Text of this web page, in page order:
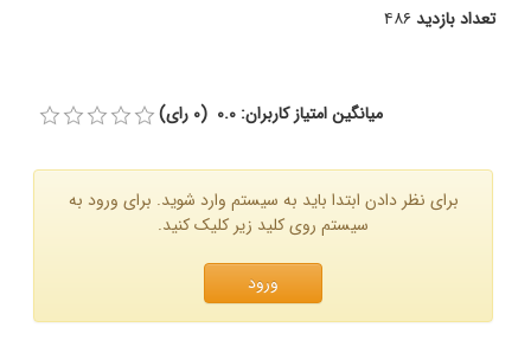
تعداد بازدید۴۸۶
میانگین امتیاز کاربران: 0.0 (0 رای)
برای نظر دادن ابتدا باید به سیستم وارد شوید. برای ورود به
سیستم روی کلید زیر کلیک کنید.
ورود